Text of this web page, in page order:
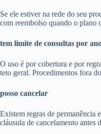
Se ele estiver na rede do seu
com reembolso quando o plano
tem limite de consultas por
O uso é por cobertura e por
teto geral. Procedimentos fora
posso cancelar
Existem regras de permanência
cláusula de cancelamento antes